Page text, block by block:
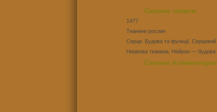
Свежие записи
1477
Тканини рослин
Серце. Будова та функції. Серцевий
Нервова тканина. Нейрон — будова
Тест Епітеліальні тканини
Свежие